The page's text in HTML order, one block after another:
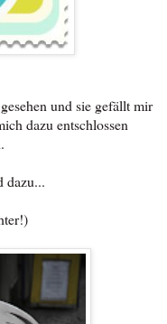
und sie gefällt mir
dazu entschlossen
dazu...